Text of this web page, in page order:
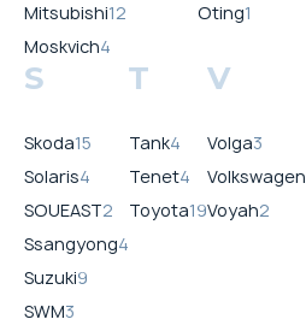
Mitsubishi12
Moskvich4
Oting1
S
Skoda15
Solaris4
SOUEAST2
Ssangyong4
Suzuki9
SWM3
T
Tank4
Tenet4
Toyota19
V
Volga3
Volkswagen
Voyah2